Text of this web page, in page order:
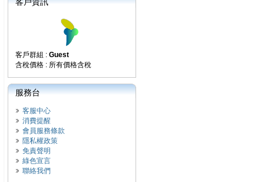
客戶群組 : Guest
含稅價格 : 所有價格含稅
服務台
客服中心
消費提醒
會員服務條款
隱私權政策
免責聲明
綠色宣言
聯絡我們